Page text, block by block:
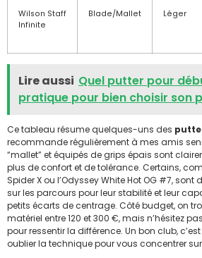
Wilson Staff
Infinite
Blade/Mallet Léger
Lire aussi Quel putter pour
pratique pour bien choisir son
Ce tableau résume quelques-uns des
recommande régulièrement à mes amis
“mallet” et équipés de grips épais sont
plus de confort et de tolérance. Certains,
Spider X ou l’Odyssey White Hot OG #7,
sur les parcours pour leur stabilité et leur
petits écarts de centrage. Côté budget, on
matériel entre 120 et 300 €, mais n’hésitez
pour ressentir la différence. Un bon club,
oublier la technique pour vous concentrer